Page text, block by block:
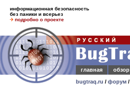
информационная безопасность
без паники и всерьез
подробно о проекте
главная
обзор
bugtraq.ru / форум /